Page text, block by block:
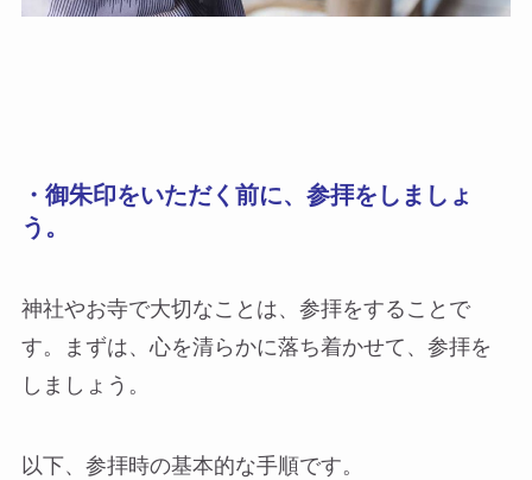
・御朱印をいただく前に、参拝をしましょ
う。
神社やお寺で大切なことは、参拝をすることで
す。まずは、心を清らかに落ち着かせて、参拝を
しましょう。
以下、参拝時の基本的な手順です。